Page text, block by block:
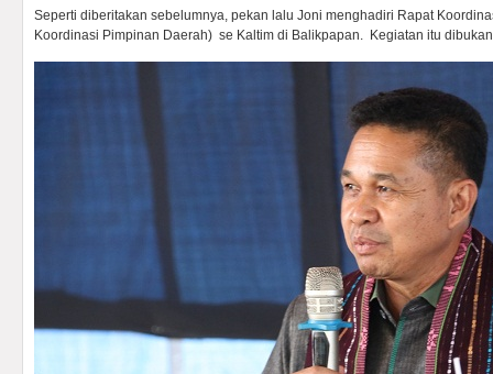
Seperti diberitakan sebelumnya, pekan lalu Joni menghadiri Rapat
Koordinasi Pimpinan Daerah) se Kaltim di Balikpapan. Kegiatan itu